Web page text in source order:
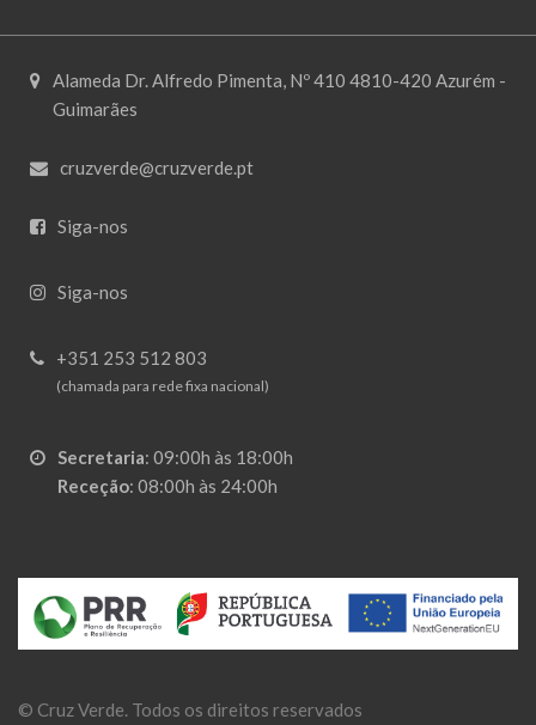
Alameda Dr. Alfredo Pimenta, Nº 410 4810-420 Azurém -
Guimarães
cruzverde@cruzverde.pt
Siga-nos
Siga-nos
+351 253 512 803
(chamada para rede fixa nacional)
Secretaria: 09:00h às 18:00h
Receção: 08:00h às 24:00h
© Cruz Verde. Todos os direitos reservados